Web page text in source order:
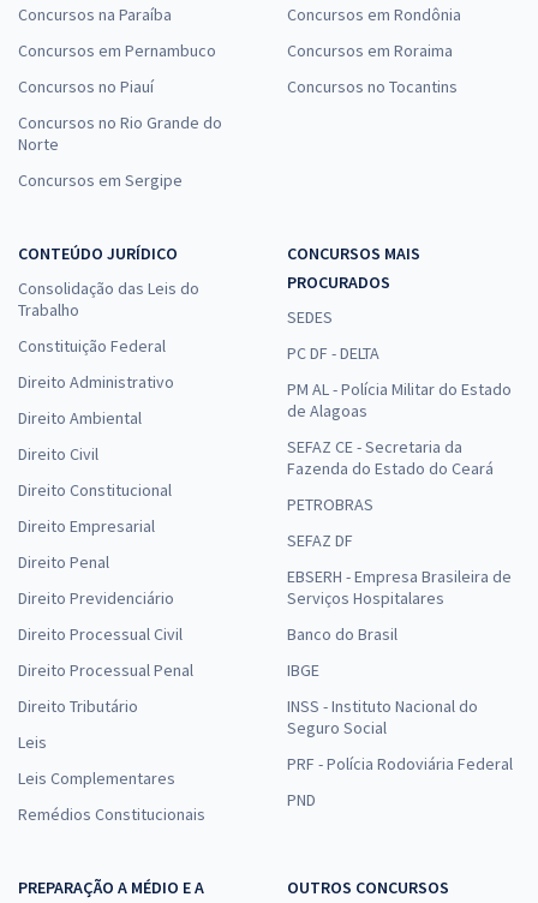
Concursos na Paraíba
Concursos em Pernambuco
Concursos no Piauí
Concursos no Rio Grande do
Norte
Concursos em Sergipe
Concursos em Rondônia
Concursos em Roraima
Concursos no Tocantins
CONTEÚDO JURÍDICO
Consolidação das Leis do
Trabalho
Constituição Federal
Direito Administrativo
Direito Ambiental
Direito Civil
Direito Constitucional
Direito Empresarial
Direito Penal
Direito Previdenciário
Direito Processual Civil
Direito Processual Penal
Direito Tributário
Leis
Leis Complementares
Remédios Constitucionais
CONCURSOS MAIS
PROCURADOS
SEDES
PC DF - DELTA
PM AL - Polícia Militar do Estado
de Alagoas
SEFAZ CE - Secretaria da
Fazenda do Estado do Ceará
PETROBRAS
SEFAZ DF
EBSERH - Empresa Brasileira de
Serviços Hospitalares
Banco do Brasil
IBGE
INSS - Instituto Nacional do
Seguro Social
PRF - Polícia Rodoviária Federal
PND
PREPARAÇÃO A MÉDIO E A
OUTROS CONCURSOS